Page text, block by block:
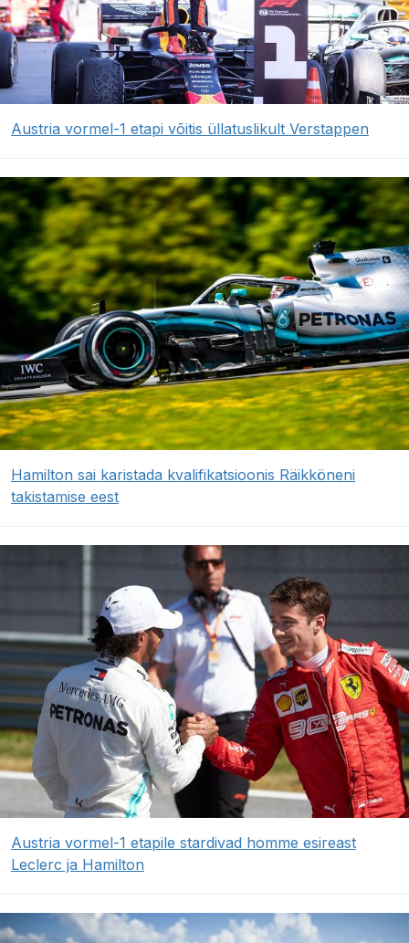
Austria vormel-1 etapi võitis üllatuslikult Verstappen
Hamilton sai karistada kvalifikatsioonis Räikköneni
takistamise eest
Austria vormel-1 etapile stardivad homme esireast
Leclerc ja Hamilton